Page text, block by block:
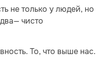
не только у людей, но
чисто
То, что выше нас.